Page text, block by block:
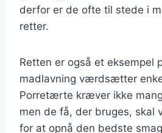
derfor er de ofte til stede i
retter.
Retten er også et eksempel
madlavning værdsætter
Porretærte kræver ikke
men de få, der bruges, skal
for at opnå den bedste